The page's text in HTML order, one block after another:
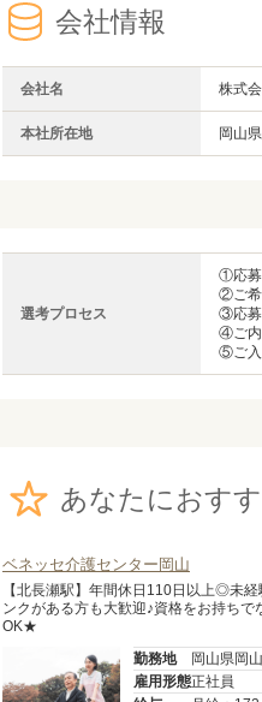
会社情報
会社名 株式
本社所在地 岡山
選考プロセス
①応募
②ご希
③応募
④ご
⑤ご入
あなたにおす
ベネッセ介護センター岡山
【北長瀬駅】年間休日110日以上◎未経
ンクがある方も大歓迎♪資格をお持ちで
OK★
勤務地
岡山県岡
雇用形態正社員